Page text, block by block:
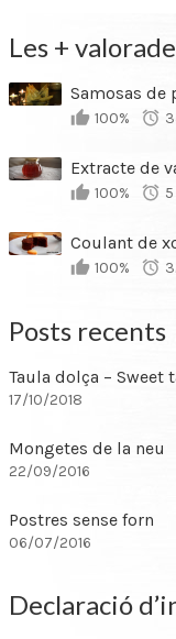
Les +
Samosas de
100%
Extracte de
100%
Coulant de
100%
Posts recents
Taula dolça – Sweet
17/10/2018
Mongetes de la neu
22/09/2016
Postres sense forn
06/07/2016
Declaració